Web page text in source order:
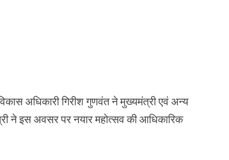
अधिकारी गिरीश गुणवंत ने मुख्यमंत्री एवं अन्य
ने इस अवसर पर नयार महोत्सव की आधिकारिक